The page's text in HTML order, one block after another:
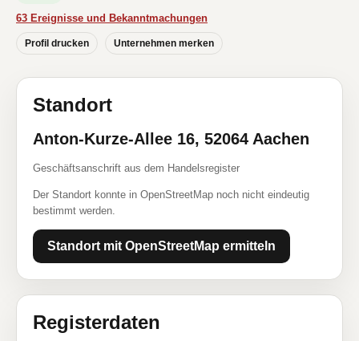
63 Ereignisse und Bekanntmachungen
Profil drucken Unternehmen merken
Standort
Anton-Kurze-Allee 16, 52064 Aachen
Geschäftsanschrift aus dem Handelsregister
Der Standort konnte in OpenStreetMap noch nicht eindeutig
bestimmt werden.
Standort mit OpenStreetMap ermitteln
Registerdaten